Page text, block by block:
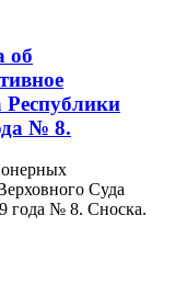
об
Республики
№ 8.
Суда
года № 8. Сноска.